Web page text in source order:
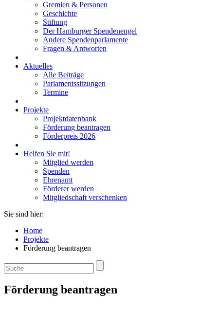
Gremien & Personen
Geschichte
Stiftung
Der Hamburger Spendenengel
Andere Spendenparlamente
Fragen & Antworten
Aktuelles
Alle Beiträge
Parlamentssitzungen
Termine
Projekte
Projektdatenbank
Förderung beantragen
Förderpreis 2026
Helfen Sie mit!
Mitglied werden
Spenden
Ehrenamt
Förderer werden
Mitgliedschaft verschenken
Sie sind hier:
Home
Projekte
Förderung beantragen
Förderung beantragen